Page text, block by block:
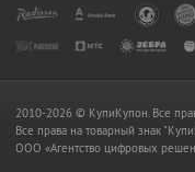
2010-2026 © КупиКупон. Все
Все права на товарный знак
OOO «Агентство цифровых